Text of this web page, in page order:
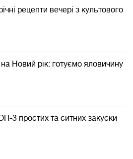
рецепти вечері з культового
Новий рік: готуємо яловичину
3 простих та ситних закуски